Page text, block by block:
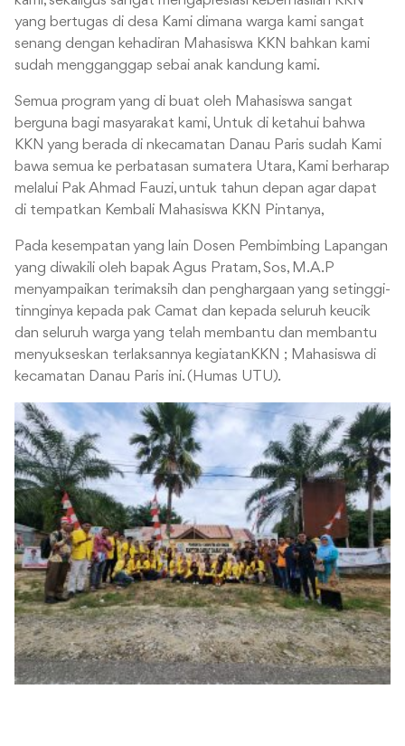
yang bertugas di desa Kami dimana warga kami sangat
senang dengan kehadiran Mahasiswa KKN bahkan kami
sudah mengganggap sebai anak kandung kami.
Semua program yang di buat oleh Mahasiswa sangat
berguna bagi masyarakat kami, Untuk di ketahui bahwa
KKN yang berada di nkecamatan Danau Paris sudah Kami
bawa semua ke perbatasan sumatera Utara, Kami berharap
melalui Pak Ahmad Fauzi, untuk tahun depan agar dapat
di tempatkan Kembali Mahasiswa KKN Pintanya,
Pada kesempatan yang lain Dosen Pembimbing Lapangan
yang diwakili oleh bapak Agus Pratam, Sos, M.A.P
menyampaikan terimaksih dan penghargaan yang setinggi-
tinnginya kepada pak Camat dan kepada seluruh keucik
dan seluruh warga yang telah membantu dan membantu
menyukseskan terlaksannya kegiatanKKN ; Mahasiswa di
kecamatan Danau Paris ini. (Humas UTU).